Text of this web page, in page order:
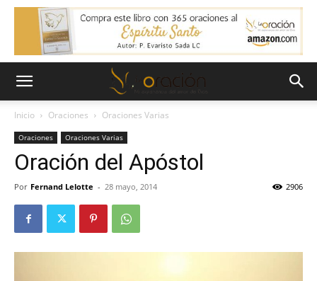
Inicio Oraciones Oraciones Varias
Oraciones Oraciones Varias
Oración del Apóstol
Por Fernand Lelotte - 28 mayo, 2014 2906